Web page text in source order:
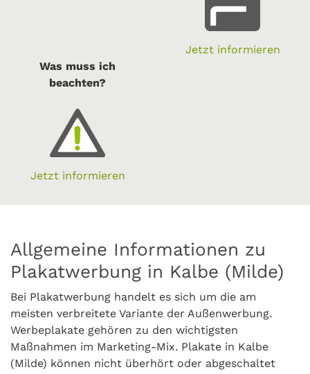
Jetzt informieren
Was muss ich
beachten?
Jetzt informieren
Allgemeine Informationen zu
Plakatwerbung in Kalbe (Milde)
Bei Plakatwerbung handelt es sich um die am
meisten verbreitete Variante der Außenwerbung.
Werbeplakate gehören zu den wichtigsten
Maßnahmen im Marketing-Mix. Plakate in Kalbe
(Milde) können nicht überhört oder abgeschaltet